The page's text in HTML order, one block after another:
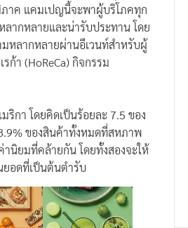
าค แคมเปญนี้จะพาผู้บริโภคทุก
ลากหลายและน่ารับประทาน โดย
มหลากหลายผ่านอีเวนท์สำหรับผู้
ก้า (HoReCa) กิจกรรม
กา โดยคิดเป็นร้อยละ 7.5 ของ
ของสินค้าทั้งหมดที่สหภาพ
นิยมที่คล้ายกัน โดยทั้งสองจะให้
อดที่เป็นต้นตำรับ